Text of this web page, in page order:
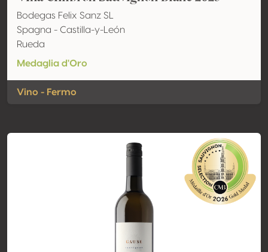
Bodegas Felix Sanz SL
Spagna - Castilla-y-León
Rueda
Medaglia d'Oro
Vino - Fermo